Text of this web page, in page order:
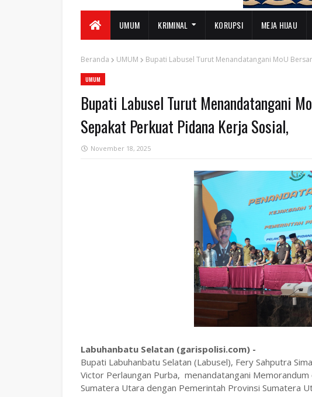
UMUM KRIMINAL KORUPSI MEJA HIJAU
Beranda UMUM ‎Bupati Labusel Turut Menandatangani MoU
UMUM
‎Bupati Labusel Turut Menandatangani
Sepakat Perkuat Pidana Kerja Sosial,
November 18, 2025
‎Labuhanbatu Selatan (garispolisi.com) -
‎Bupati Labuhanbatu Selatan (Labusel), Fery Sahputra
Victor Perlaungan Purba, menandatangani
Sumatera Utara dengan Pemerintah Provinsi Sumatera